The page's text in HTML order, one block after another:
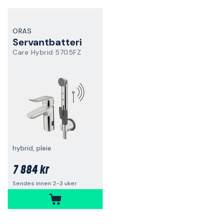
ORAS
Servantbatteri
Care Hybrid 5705FZ
hybrid, pleie
7 884 kr
Sendes innen 2-3 uker